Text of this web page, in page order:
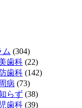
ム (304)
歯科 (22)
歯科 (142)
病 (73)
らず (38)
歯科 (39)